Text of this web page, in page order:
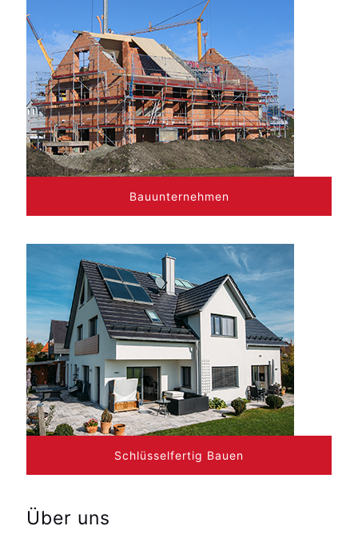
Bauunternehmen
Schlüsselfertig Bauen
Über uns